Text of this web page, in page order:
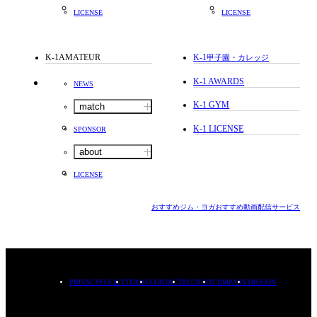
LICENSE LICENSE
K-1AMATEUR
NEWS
match
SPONSOR
about
LICENSE
K-1甲子園・カレッジ
K-1 AWARDS
K-1 GYM
K-1 LICENSE
おすすめジム・ヨガおすすめ動画配信サービス
PRIVACYPOLICYTERMSCONTACTRECRUITCOMPANYMISSION